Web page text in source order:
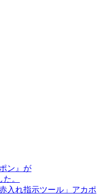
ン』が
。
入れ指示ツール」アカポ